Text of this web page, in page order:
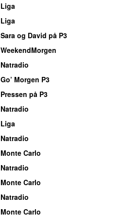
Liga
Liga
Sara og David på P3
WeekendMorgen
Natradio
Go’ Morgen P3
Pressen på P3
Natradio
Liga
Natradio
Monte Carlo
Natradio
Monte Carlo
Natradio
Monte Carlo